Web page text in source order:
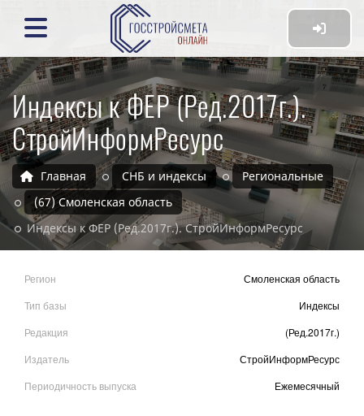
Индексы к ФЕР (Ред.2017г.).
СтройИнформРесурс
Главная СНБ и индексы
Региональные
(67) Смоленская область
Индексы к ФЕР (Ред.2017г.). СтройИнформРесурс
Регион
Смоленская область
Тип базы
Индексы
Редакция
(Ред.2017г.)
Издатель
СтройИнформРесурс
Периодичность выпуска
Ежемесячный